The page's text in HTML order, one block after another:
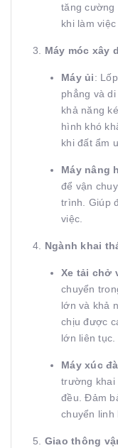
tăng cường
khi làm
3. Máy móc xây
Máy ủi:
phẳng và
khả năng
hình khó
khi đất ẩm
Máy nâng
để vận
trình. Giúp
việc.
4. Ngành khai
Xe tải chở
chuyển
lớn và khả
chịu được
lớn liên tục.
Máy xúc
trường khai
đều. Đảm
chuyển linh
5. Giao thông